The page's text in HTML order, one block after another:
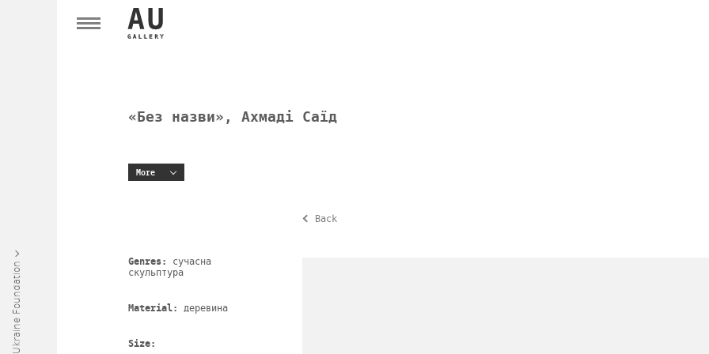
«Без назви», Ахмаді Саїд
More
Back
Genres: сучасна
скульптура
Material: деревина
Size:
Art Ukraine Foundation